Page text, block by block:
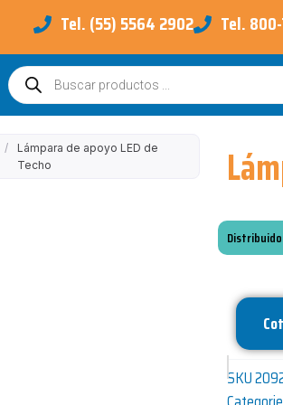
Tel. (55) 5564 2902 Tel.
Búsqueda
de
productos
/
Lámpara de apoyo LED de
Techo
SKU